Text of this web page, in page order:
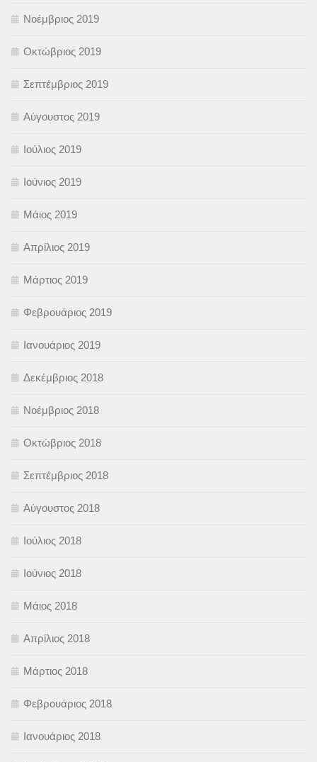
Νοέμβριος 2019
Οκτώβριος 2019
Σεπτέμβριος 2019
Αύγουστος 2019
Ιούλιος 2019
Ιούνιος 2019
Μάιος 2019
Απρίλιος 2019
Μάρτιος 2019
Φεβρουάριος 2019
Ιανουάριος 2019
Δεκέμβριος 2018
Νοέμβριος 2018
Οκτώβριος 2018
Σεπτέμβριος 2018
Αύγουστος 2018
Ιούλιος 2018
Ιούνιος 2018
Μάιος 2018
Απρίλιος 2018
Μάρτιος 2018
Φεβρουάριος 2018
Ιανουάριος 2018